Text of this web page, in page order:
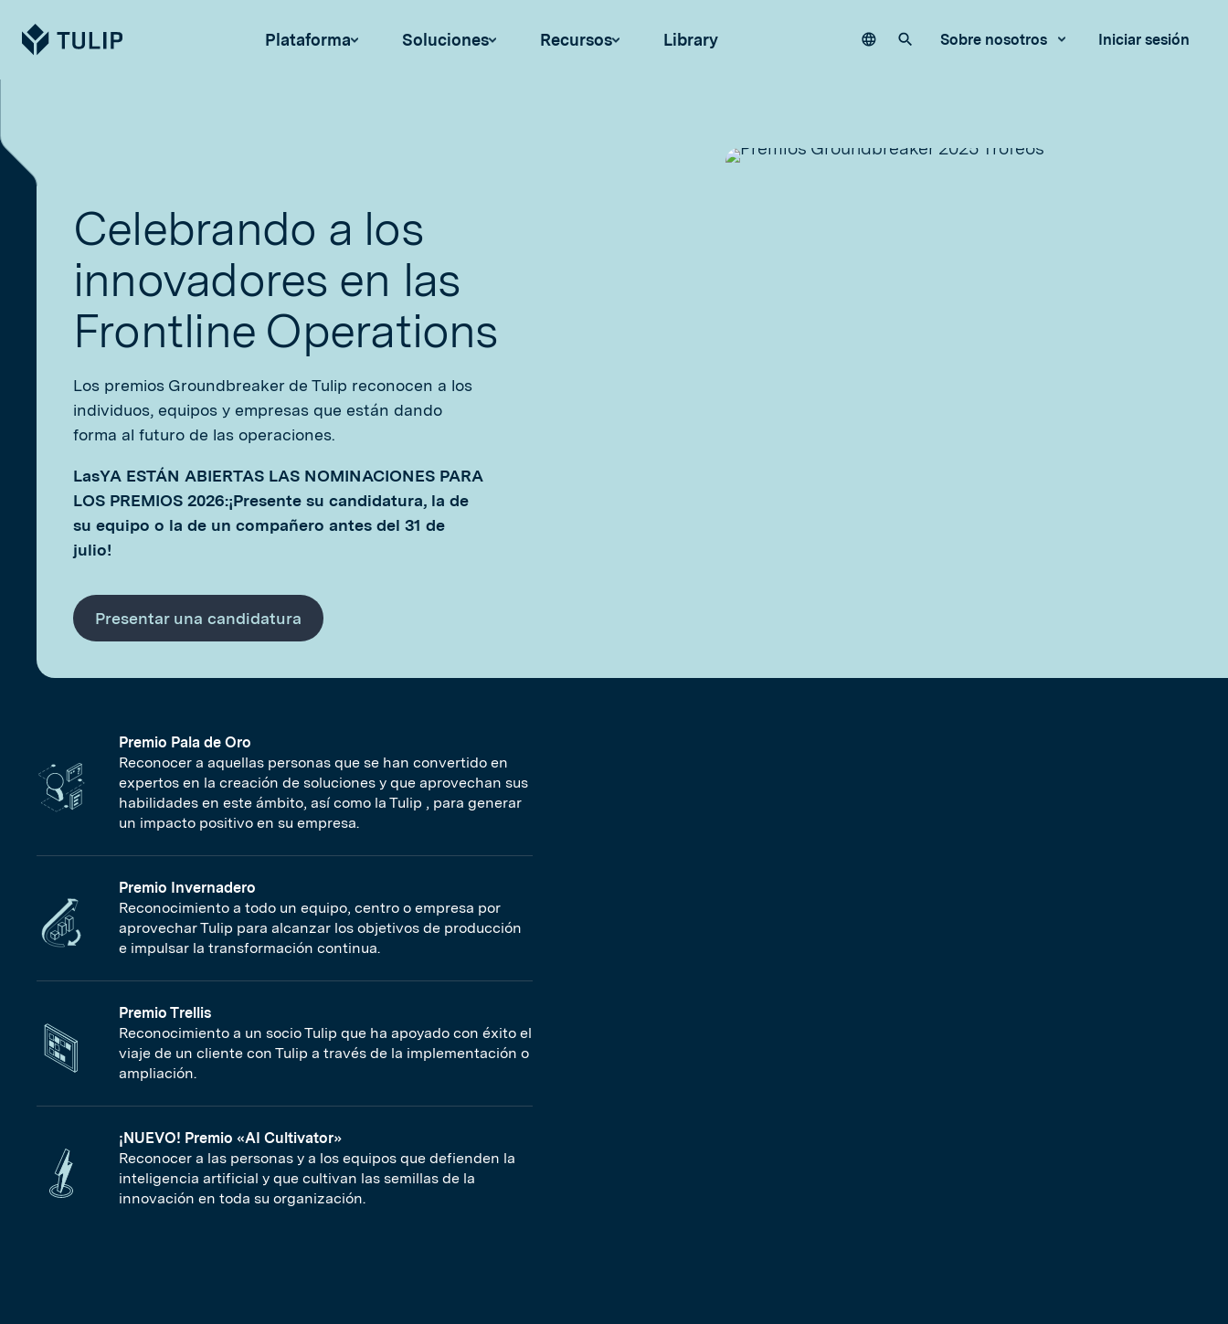
Tulip Plataforma Soluciones Recursos Library LanguageBuscar en nuestro sitio
Sobre nosotros Iniciar sesión
Celebrando a los
innovadores en las
Frontline Operations
Los premios Groundbreaker de Tulip reconocen a los
individuos, equipos y empresas que están dando
forma al futuro de las operaciones.
LasYA ESTÁN ABIERTAS LAS NOMINACIONES PARA
LOS PREMIOS 2026:¡Presente su candidatura, la de
su equipo o la de un compañero antes del 31 de
julio!
Presentar una candidatura
Premio Pala de Oro
Reconocer a aquellas personas que se han convertido en
expertos en la creación de soluciones y que aprovechan sus
habilidades en este ámbito, así como la Tulip , para generar
un impacto positivo en su empresa.
Premio Invernadero
Reconocimiento a todo un equipo, centro o empresa por
aprovechar Tulip para alcanzar los objetivos de producción
e impulsar la transformación continua.
Premio Trellis
Reconocimiento a un socio Tulip que ha apoyado con éxito el
viaje de un cliente con Tulip a través de la implementación o
ampliación.
¡NUEVO! Premio «AI Cultivator»
Reconocer a las personas y a los equipos que defienden la
inteligencia artificial y que cultivan las semillas de la
innovación en toda su organización.